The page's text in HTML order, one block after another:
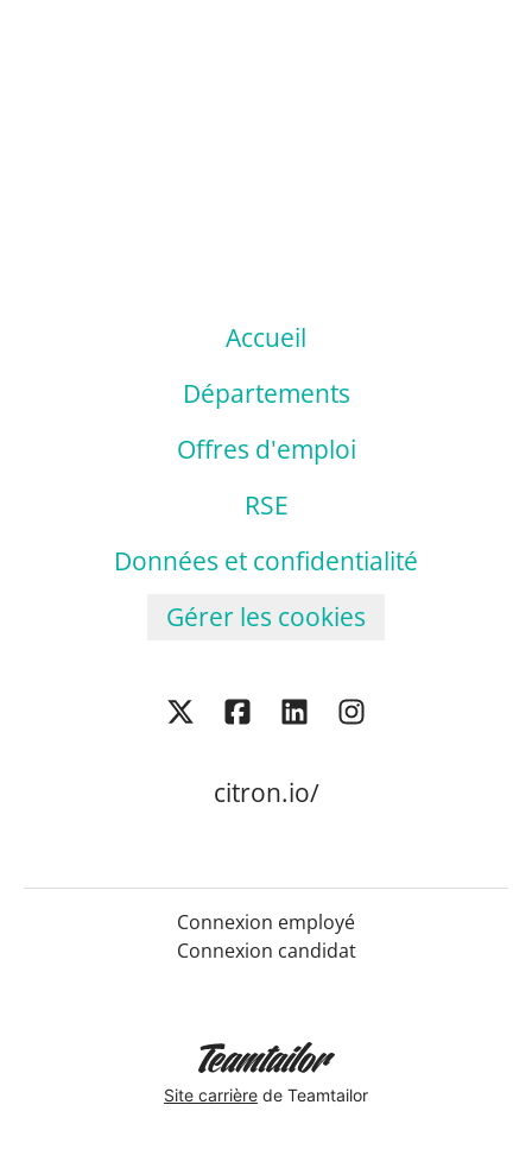
Accueil
Départements
Offres d'emploi
RSE
Données et confidentialité
Gérer les cookies
citron.io/
Connexion employé
Connexion candidat
Site carrière de Teamtailor